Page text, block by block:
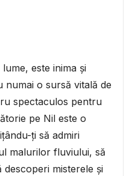
este inima și
o sursă vitală de
spectaculos pentru
pe Nil este o
ți să admiri
malurilor fluviului, să
descoperi misterele și